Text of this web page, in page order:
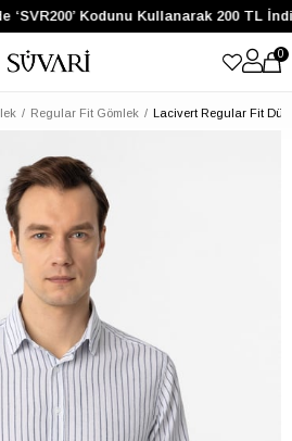
Kodunu Kullanarak 200 TL
0
Regular Fit Gömlek Lacivert Regular Fit